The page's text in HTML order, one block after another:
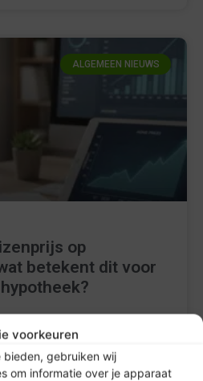
voorkeuren
gebruiken wij
om informatie over je apparaat
ALGEMEEN NIEUWS
op
betekent dit voor
in 2026? Bekijk
en rekenvoorbeelden.